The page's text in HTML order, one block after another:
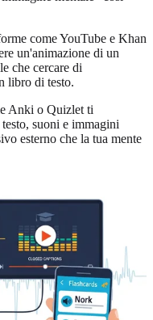
come YouTube e Khan
un'animazione di un
che cercare di
libro di testo.
Anki o Quizlet ti
suoni e immagini
esterno che la tua mente